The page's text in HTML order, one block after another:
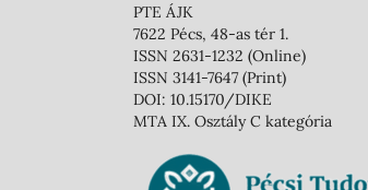
PTE ÁJK
7622 Pécs, 48-as tér 1.
ISSN 2631-1232 (Online)
ISSN 3141-7647 (Print)
DOI: 10.15170/DIKE
MTA IX. Osztály C kategória